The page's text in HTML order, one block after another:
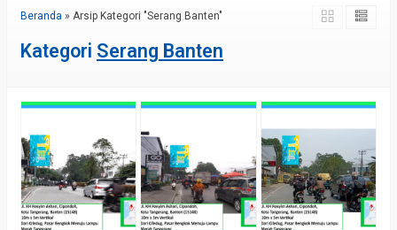
Beranda » Arsip Kategori "Serang Banten"
Kategori Serang Banten